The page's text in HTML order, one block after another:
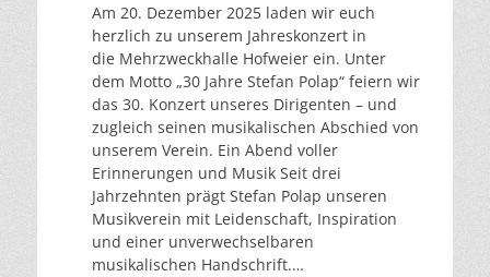
Am 20. Dezember 2025 laden wir euch
herzlich zu unserem Jahreskonzert in
die Mehrzweckhalle Hofweier ein. Unter
dem Motto „30 Jahre Stefan Polap“ feiern wir
das 30. Konzert unseres Dirigenten – und
zugleich seinen musikalischen Abschied von
unserem Verein. Ein Abend voller
Erinnerungen und Musik Seit drei
Jahrzehnten prägt Stefan Polap unseren
Musikverein mit Leidenschaft, Inspiration
und einer unverwechselbaren
musikalischen Handschrift.…